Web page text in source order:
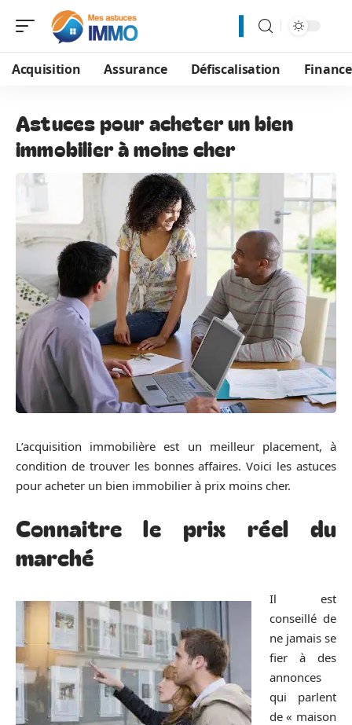
Acquisition Assurance Défiscalisation
Astuces pour acheter un bien
immobilier à moins cher
L’acquisition immobilière est un meilleur placement, à
condition de trouver les bonnes affaires. Voici les astuces
pour acheter un bien immobilier à prix moins cher.
Connaitre le prix réel du
marché
Il est
conseillé de
ne jamais se
fier à des
annonces
qui parlent
de « maison